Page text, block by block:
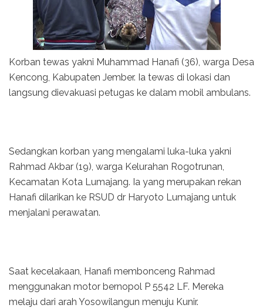
Korban tewas yakni Muhammad Hanafi (36), warga Desa
Kencong, Kabupaten Jember. Ia tewas di lokasi dan
langsung dievakuasi petugas ke dalam mobil ambulans.
Sedangkan korban yang mengalami luka-luka yakni
Rahmad Akbar (19), warga Kelurahan Rogotrunan,
Kecamatan Kota Lumajang. Ia yang merupakan rekan
Hanafi dilarikan ke RSUD dr Haryoto Lumajang untuk
menjalani perawatan.
Saat kecelakaan, Hanafi membonceng Rahmad
menggunakan motor bernopol P 5542 LF. Mereka
melaju dari arah Yosowilangun menuju Kunir.